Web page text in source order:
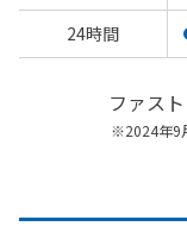
24時間
ファス
※2024年9